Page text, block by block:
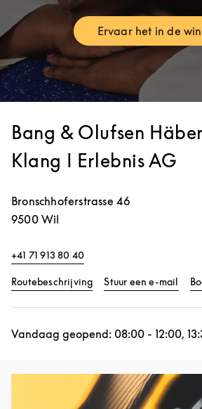
Ervaar het in de
Link
Bang & Olufsen
Klang I Erlebnis AG
Bronschhoferstrasse 46
9500 Wil
+41 71 913 80 40
RoutebeschrijvingLink Opens in New Tab
Stuur een e-mail
Vandaag geopend: 08:00 - 12:00,
Afbeelding van evenement